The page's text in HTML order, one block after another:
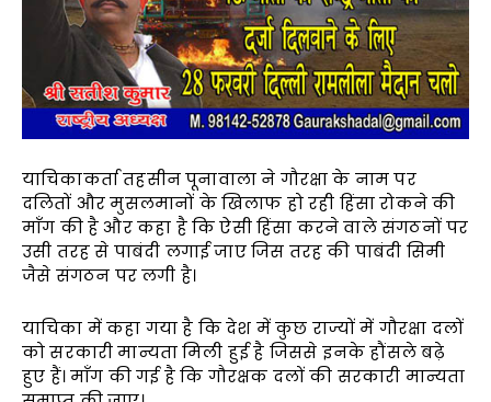
याचिकाकर्ता तहसीन पूनावाला ने गौरक्षा के नाम पर
दलितों और मुसलमानों के खिलाफ हो रही हिंसा रोकने की
माँग की है और कहा है कि ऐसी हिंसा करने वाले संगठनों पर
उसी तरह से पाबंदी लगाई जाए जिस तरह की पाबंदी सिमी
जैसे संगठन पर लगी है।
याचिका में कहा गया है कि देश में कुछ राज्यों में गौरक्षा दलों
को सरकारी मान्यता मिली हुई है जिससे इनके हौंसले बढ़े
हुए हैं। माँग की गई है कि गौरक्षक दलों की सरकारी मान्यता